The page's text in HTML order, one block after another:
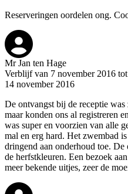
Reserveringen oordelen ong.
Mr Jan ten Hage
Verblijf van 7 november 2016
14 november 2016
De ontvangst bij de receptie
maar konden ons al registreren
was super en voorzien van alle
mal en erg hard. Het zwembad
dringend aan onderhoud toe.
de herfstkleuren. Een bezoek
meer bekende uitjes, zeer de